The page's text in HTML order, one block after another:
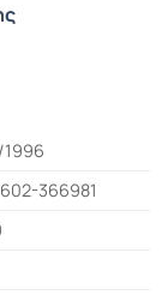
366981